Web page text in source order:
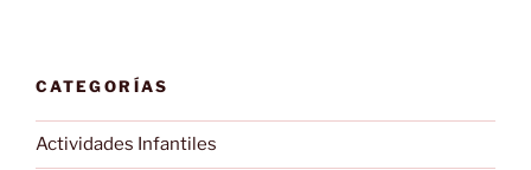
CATEGORÍAS
Actividades Infantiles